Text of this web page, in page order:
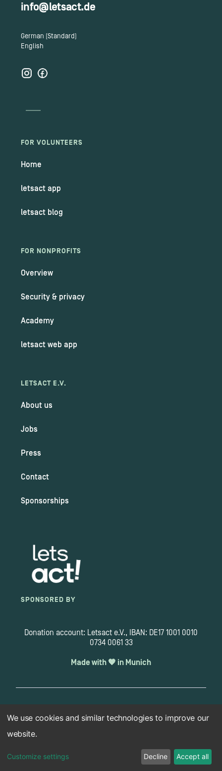
info@letsact.de
German (Standard)
English
FOR VOLUNTEERS
Home
letsact app
letsact blog
FOR NONPROFITS
Overview
Security & privacy
Academy
letsact web app
LETSACT E.V.
About us
Jobs
Press
Contact
Sponsorships
SPONSORED BY
Donation account: Letsact e.V., IBAN: DE17 1001 0010
0734 0061 33
Made with 🧡 in Munich
We use cookies and similar technologies to improve our
website.
Customize settings Decline Accept all